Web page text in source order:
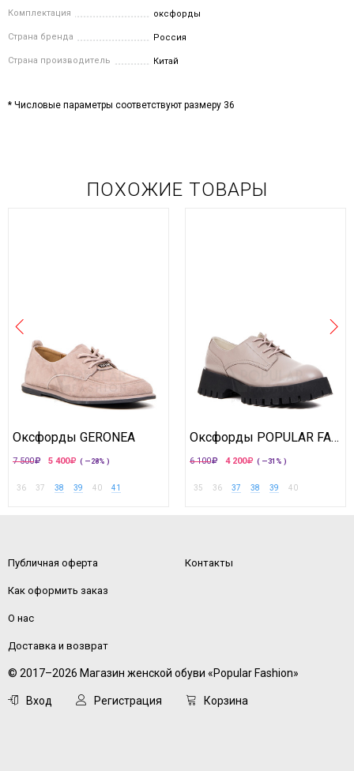
Комплектация оксфорды
Страна бренда Россия
Страна производитель Китай
* Числовые параметры соответствуют размеру 36
ПОХОЖИЕ ТОВАРЫ
Оксфорды GERONEA
7 500 5 400 ( —28% )
36 37 38 39 40 41
Оксфорды POPULAR FASHION
6 100 4 200 ( —31% )
35 36 37 38 39 40
Публичная оферта
Как оформить заказ
О нас
Доставка и возврат
Контакты
© 2017–2026 Магазин женской обуви «Popular Fashion»
Вход Регистрация Корзина